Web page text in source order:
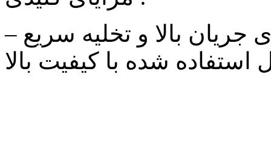
متر برای جریان بالا و تخلیه سریع –
استفاده شده با کیفیت بالا